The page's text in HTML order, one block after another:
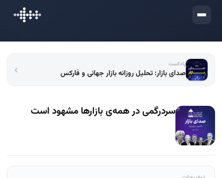
ورود
پادکست
صدای بازار: تحلیل روزانه بازار جهانی و فارکس
سردرگمی در همه‌ی بازارها مشهود است